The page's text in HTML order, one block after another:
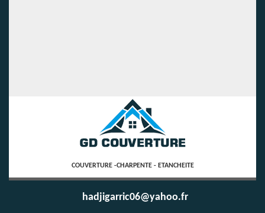
COUVERTURE -CHARPENTE - ETANCHEITE
hadjigarric06@yahoo.fr